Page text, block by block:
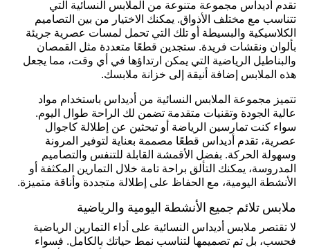
تقدم أديداس مجموعة متنوعة من الملابس النسائية التي
تتناسب مع مختلف الأذواق. يمكنك الاختيار من بين التصاميم
الكلاسيكية والبسيطة أو تلك التي تحمل لمسات عصرية جريئة
بألوان ونقشات فريدة. ستجدين قطعًا متعددة مثل القمصان
والبناطيل الرياضية التي يمكن ارتداؤها في أي وقت، مما يجعل
هذه الملابس إضافة أنيقة إلى خزانة ملابسك.
تتميز مجموعة الملابس النسائية من أديداس باستخدام مواد
عالية الجودة وتقنيات متقدمة تضمن لك الراحة طوال اليوم.
سواء كنت تمارسين الرياضة أو تبحثين عن إطلالة كاجوال
عصرية، تقدم أديداس قطعًا مصممة بعناية لتوفير المرونة
وسهولة الحركة. بفضل الأقمشة القابلة للتنفس والتصاميم
المدروسة، يمكنك التألق براحة تامة خلال التمارين المكثفة أو
الأنشطة اليومية، مع الحفاظ على إطلالة متجددة وأناقة متميزة.
ملابس تلائم جميع الأنشطة اليومية والرياضية
لا تقتصر ملابس أديداس النسائية على أداء التمارين الرياضية
فحسب، بل تم تصميمها لتناسب نمط حياتك بالكامل. فسواء